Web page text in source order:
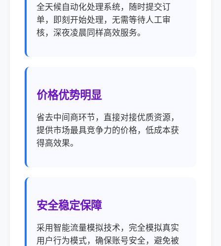
全天候自动化处理系统，随时提交订
单，即刻开始处理，无需等待人工审
核，深夜凌晨同样高效服务。
价格优势明显
省去中间商环节，直接对接优质资源，
提供市场最具竞争力的价格，低成本获
得高效果。
安全稳定保障
采用智能流量模拟技术，完全模拟真实
用户行为模式，确保账号安全，避免被